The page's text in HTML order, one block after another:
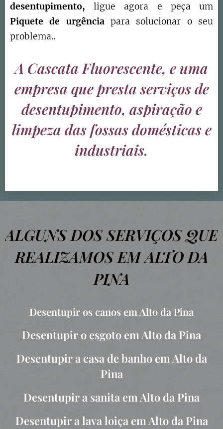
desentupimento, ligue agora e peça um
Piquete de urgênciapara solucionar o seu
problema..
A Cascata Fluorescente, e uma
empresa que presta serviços de
desentupimento, aspiração e
limpeza das fossas domésticas e
industriais.
ALGUNS DOS SERVIÇOS QUE
REALIZAMOS EM ALTO DA
PINA
Desentupir os canos em Alto da Pina
Desentupir o esgoto em Alto da Pina
Desentupir a casa de banho em Alto da
Pina
Desentupir a sanita em Alto da Pina
Desentupir a lava loiça em Alto da Pina